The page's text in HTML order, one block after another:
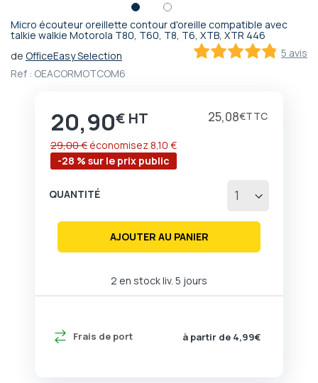
Micro écouteur oreillette contour d'oreille compatible avec
talkie walkie Motorola T80, T60, T8, T6, XTB, XTR 446
5 avis
de OfficeEasy Selection
Ref : OEACORMOTCOM6
Prix
20,90€ 25,08€
-28 % sur le prix public
29,00 € économisez8,10 €
2 en stock liv. 5 jours
Frais de port à partir de 4,99€
QUANTITÉ
AJOUTER AU PANIER
Passer
début
de
d’images